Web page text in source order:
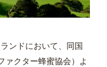
ンドにおいて、同国
ァクター蜂蜜協会）よ